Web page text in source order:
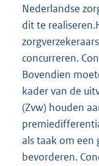
Nederlandse
dit te
concurreren.
Bovendien
kader van de
(Zvw) houden
als taak om een
bevorderen.